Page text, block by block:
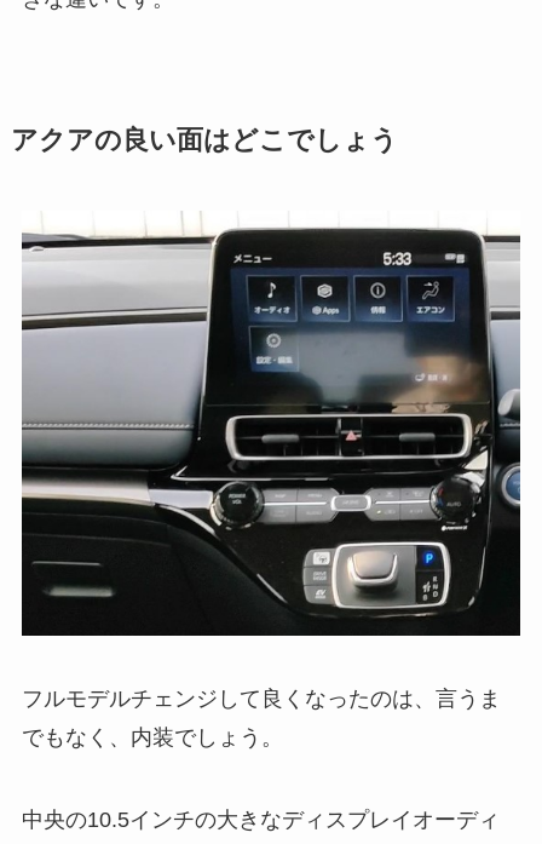
アクアの良い面はどこでしょう
フルモデルチェンジして良くなったのは、言うま
でもなく、内装でしょう。
中央の10.5インチの大きなディスプレイオーディ